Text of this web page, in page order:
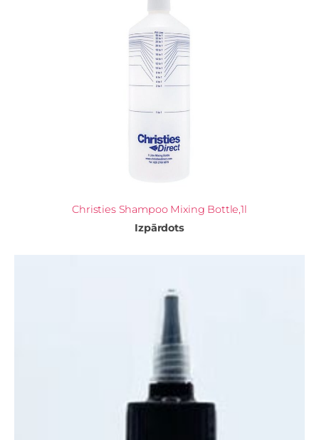
Christies Shampoo Mixing Bottle,1l
Izpārdots